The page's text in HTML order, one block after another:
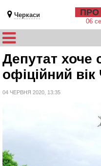
Черкаси ПРО
06
Депутат хоче
офіційний
04 ЧЕРВНЯ 2020, 13:35